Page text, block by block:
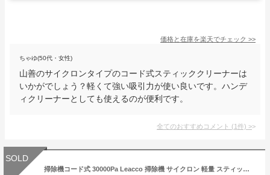
価格と在庫を楽天でチェック >>
ちゃゆ(50代・女性)
山善のサイクロンタイプのコード式スティッククリーナーは
いかがでしょう？軽くて強い吸引力が使い良いです。ハンデ
ィクリーナーとしても使えるのが便利です。
全てのおすすめコメント (1件) >
SOLD
掃除機コード式 30000Pa Leacco 掃除機 サイクロン 軽量 スティック掃除機 家庭用 遠心分離 5M電源コード HEPA多重濾過 コンパクト ハードフロア/カーペット/カーテンに適用 S10